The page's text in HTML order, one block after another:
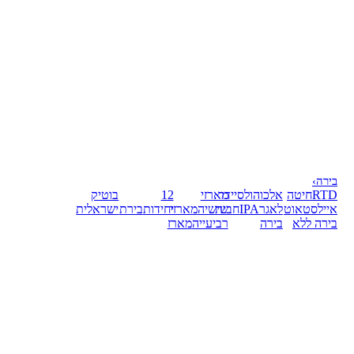
בירה›
RTDחיטה
איילסטאוט
בירה ללא
אלכוהולסיידר
לאגרIPAחבית
בירה
מארזי
שישיהמארזי
רביעייהמארז
12
יחידותבירת
בוטיק
ישראלית